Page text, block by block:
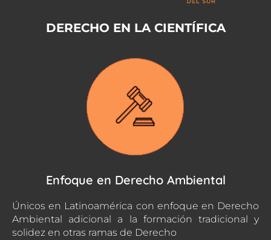
DERECHO EN LA CIENTÍFICA
Enfoque en Derecho Ambiental
Únicos en Latinoamérica con enfoque en Derecho
Ambiental adicional a la formación tradicional y
solidez en otras ramas de Derecho